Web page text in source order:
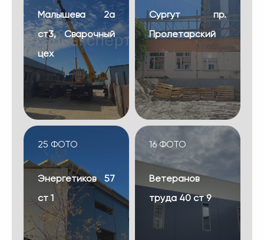
Малышева 2а
ст3, Сварочный
цех
Сургут пр.
Пролетарский
25 ФОТО
Энергетиков 57
ст 1
16 ФОТО
Ветеранов
труда 40 ст 9